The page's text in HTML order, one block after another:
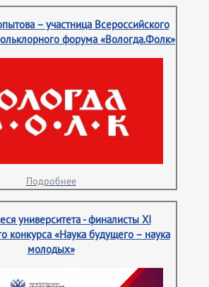
– участница Всероссийского
форума «Вологда.Фолк»
Подробнее
университета - финалисты XI
конкурса «Наука будущего – наука
молодых»